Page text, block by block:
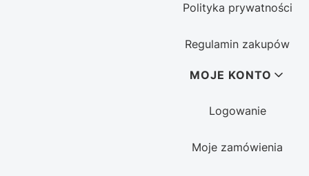
Polityka prywatności
Regulamin zakupów
MOJE KONTO
Logowanie
Moje zamówienia